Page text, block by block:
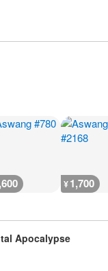
¥1,700
Apocalypse